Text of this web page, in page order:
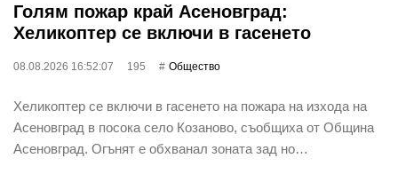
Голям пожар край Асеновград:
Хеликоптер се включи в гасенето
08.08.2026 16:52:07 195 Общество
Хеликоптер се включи в гасенето на пожара на изхода на
Асеновград в посока село Козаново, съобщиха от Община
Асеновград. Огънят е обхванал зоната зад но…